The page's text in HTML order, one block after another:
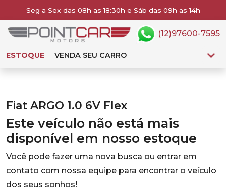
Seg a Sex das 08h as 18:30h e Sáb das 09h as 14h
ESTOQUE VENDA SEU CARRO
(12)97600-7595
Fiat ARGO 1.0 6V Flex
Este veículo não está mais
disponível em nosso estoque
Você pode fazer uma nova busca ou entrar em
contato com nossa equipe para encontrar o veículo
dos seus sonhos!